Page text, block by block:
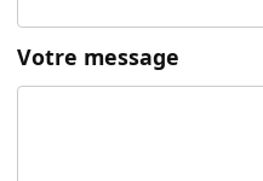
Votre message